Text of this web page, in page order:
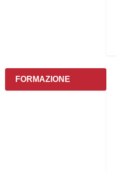
FORMAZIONE